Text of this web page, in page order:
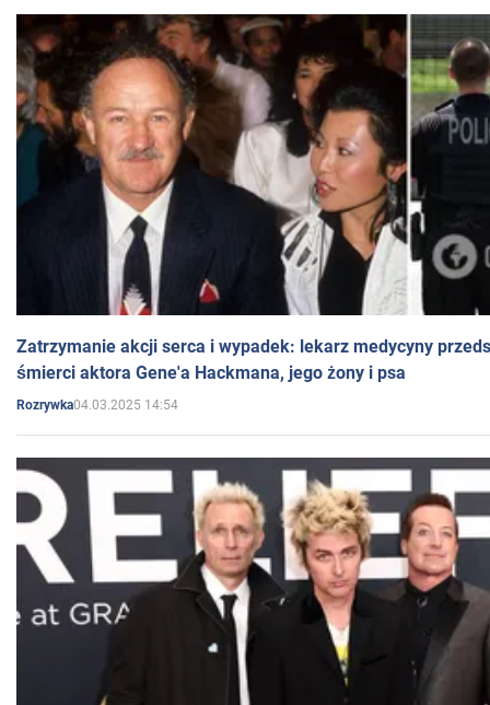
Zatrzymanie akcji serca i wypadek: lekarz medycyny
śmierci aktora Gene'a Hackmana, jego żony i psa
Rozrywka04.03.2025 14:54